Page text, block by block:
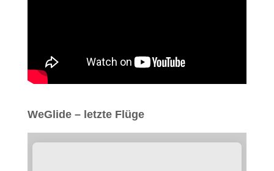
WeGlide – letzte Flüge